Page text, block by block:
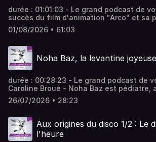
durée : 01:01:03 - Le grand podcast de voyage - Après le
succès du film d'animation "Arco" et sa
les Oscars, Ugo Bienvenu dialogue avec
Gobelins. Le dessinateur interroge la
d'oublier de notre propre humanité pour évoluer
: Christine Bernard, Alexandra Malka, Corinne
aimez ce podcast ? Pour écouter tous
01/08/2026 • 61:03
Noha Baz, la levantine joyeuse
durée : 00:28:23 - Le grand podcast de voyage - par :
Caroline Broué - Noha Baz est pédiatre,
et fondatrice de l'association "Les Petits
Beyrouth. Originaire de Syrie et du Liban,
gourmand avec une vitalité contagieuse. - équipe :
Warrin, Jean-Christophe Francis Vous aimez ce podcast ?
Pour écouter tous les épisodes sans
26/07/2026 • 28:23
Aux origines du disco 1/2 : Le
l'heure